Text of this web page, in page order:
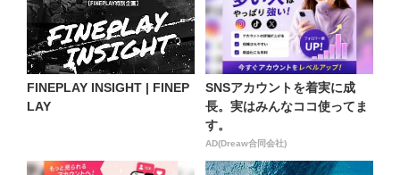
FINEPLAY INSIGHT | FINEP
LAY
SNSアカウントを着実に成
長。実はみんなココ使ってま
す。
AD(Dreaw合同会社)